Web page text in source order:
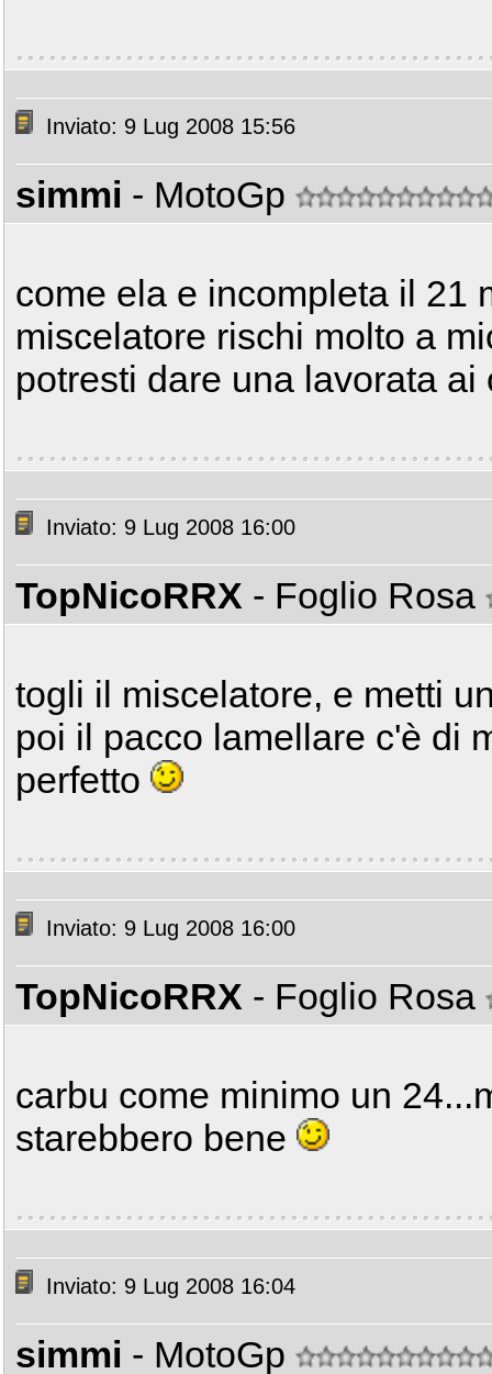
Inviato: 9 Lug 2008 15:56
simmi - MotoGp
come ela e incompleta il 21
miscelatore rischi molto a
potresti dare una lavorata ai
Inviato: 9 Lug 2008 16:00
TopNicoRRX - Foglio Rosa
togli il miscelatore, e metti
poi il pacco lamellare c'è di
perfetto
Inviato: 9 Lug 2008 16:00
TopNicoRRX - Foglio Rosa
carbu come minimo un
starebbero bene
Inviato: 9 Lug 2008 16:04
simmi - MotoGp